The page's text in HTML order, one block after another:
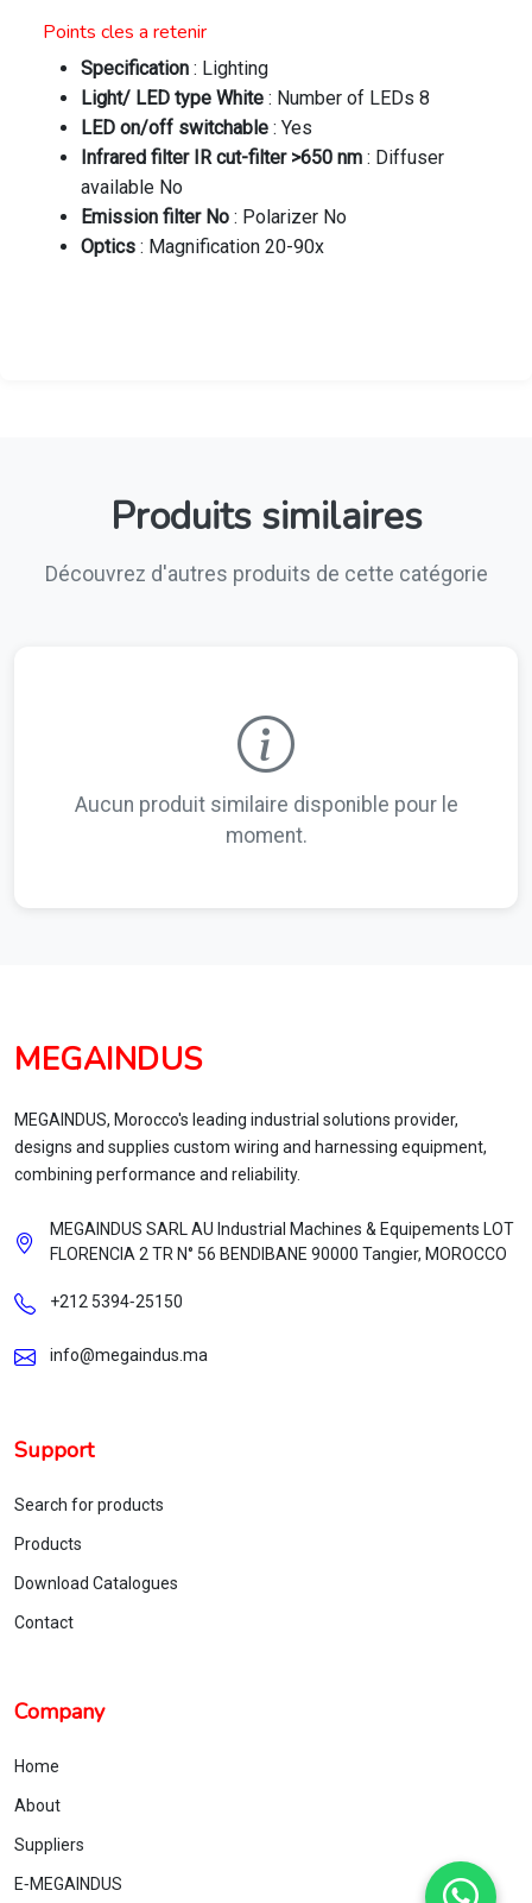
Points cles a retenir
Specification : Lighting
Light/ LED type White : Number of LEDs 8
LED on/off switchable : Yes
Infrared filter IR cut-filter >650 nm : Diffuser
available No
Emission filter No : Polarizer No
Optics : Magnification 20-90x
Produits similaires
Découvrez d'autres produits de cette catégorie
Aucun produit similaire disponible pour le
moment.
MEGAINDUS
MEGAINDUS, Morocco's leading industrial solutions provider,
designs and supplies custom wiring and harnessing equipment,
combining performance and reliability.
MEGAINDUS SARL AU Industrial Machines & Equipements LOT
FLORENCIA 2 TR N° 56 BENDIBANE 90000 Tangier, MOROCCO
+212 5394‑25150
info@megaindus.ma
Support
Search for products
Products
Download Catalogues
Contact
Company
Home
About
Suppliers
E‑MEGAINDUS